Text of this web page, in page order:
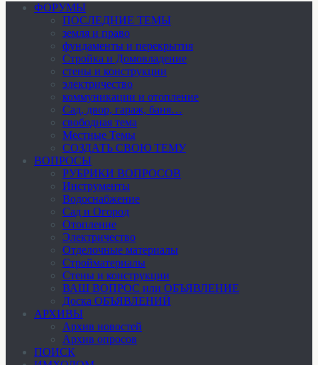
ФОРУМЫ
ПОСЛЕДНИЕ ТЕМЫ
земля и право
фундаменты и перекрытия
Стройка и Домовладение
стены и конструкции
электричество
коммуникации и отопление
Cад, двор, гараж, баня…
свободная тема
Местные Темы
СОЗДАТЬ СВОЮ ТЕМУ
ВОПРОСЫ
РУБРИКИ ВОПРОСОВ
Инструменты
Водоснабжение
Сад и Огород
Отопление
Электричество
Отделочные материалы
Стройматериалы
Стены и конструкции
ВАШ ВОПРОС или ОБЪЯВЛЕНИЕ
Доска ОБЪЯВЛЕНИЙ
АРХИВЫ
Архив новостей
Архив опросов
ПОИСК